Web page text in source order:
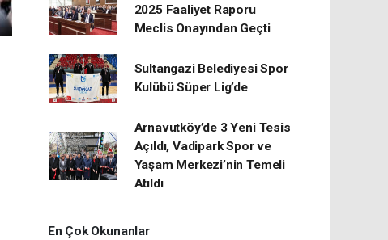
2025 Faaliyet Raporu
Meclis Onayından Geçti
Sultangazi Belediyesi Spor
Kulübü Süper Lig’de
Arnavutköy’de 3 Yeni Tesis
Açıldı, Vadipark Spor ve
Yaşam Merkezi’nin Temeli
Atıldı
En Çok Okunanlar